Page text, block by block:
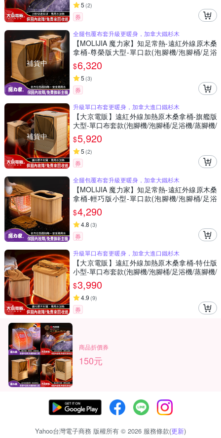
5 (2)
券
補貨中
全腿包覆布套升級更暖身，加拿大鐵杉木
【MOLIJIA 魔力家】知足常熱-遠紅外線原木桑
拿桶-尊榮版大型-單口款(泡腳機/泡腳桶/足浴
機/蒸腳機/烘腳機/暖腳機)
$6,320
5 (3)
券
補貨中
升級單口布套更暖身，加拿大進口鐵杉木
【大京電販】遠紅外線加熱原木桑拿桶-旗艦版
大型-單口布套款(泡腳機/泡腳桶/足浴機/蒸腳機/
烘腳機/暖腳機)
$5,920
5 (2)
券
全腿包覆布套升級更暖身，加拿大鐵杉木
【MOLIJIA 魔力家】知足常熱-遠紅外線原木桑
拿桶-輕巧版小型-單口款(泡腳機/泡腳桶/足浴
機/蒸腳機/烘腳機/暖腳機)
$4,290
4.8 (3)
券
升級單口布套更暖身，加拿大進口鐵杉木
【大京電販】遠紅外線加熱原木桑拿桶-特仕版
小型-單口布套款(泡腳機/泡腳桶/足浴機/蒸腳機/
烘腳機/暖腳機)
$3,990
4.9 (9)
券
商品折價券
150元
Yahoo台灣電子商務 版權所有 © 2026 服務條款(更新)